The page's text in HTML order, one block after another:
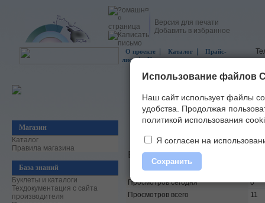
Версия для печати
Добавить в избранное
О проекте Каталог
Прайс-
лист| Контакты
Магазин
Каталог
Правила магазина
База знаний
Буклеты и каталоги
Техдокументация с сайта
производителя
Berker
Просмотров сегодня
0
Просмотров всего
11
Использование файлов
Наш сайт использует файлы
удобства. Продолжая
политикой использования
Я согласен на
Сохранить